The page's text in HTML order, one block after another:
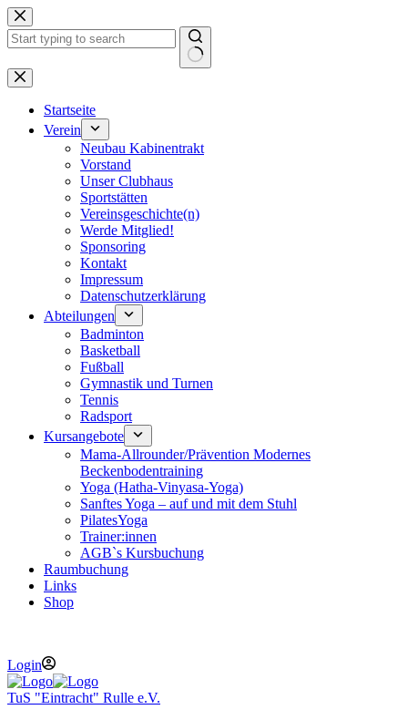
Zum
Inhalt
springen
Keine
Ergebnisse
Startseite
Verein
Neubau Kabinentrakt
Vorstand
Unser Clubhaus
Sportstätten
Vereinsgeschichte(n)
Werde Mitglied!
Sponsoring
Kontakt
Impressum
Datenschutzerklärung
Abteilungen
Badminton
Basketball
Fußball
Gymnastik und Turnen
Tennis
Radsport
Kursangebote
Mama-Allrounder/Prävention Modernes
Beckenbodentraining
Yoga (Hatha-Vinyasa-Yoga)
Sanftes Yoga – auf und mit dem Stuhl
PilatesYoga
Trainer:innen
AGB`s Kursbuchung
Raumbuchung
Links
Shop
Login
TuS "Eintracht" Rulle e.V.